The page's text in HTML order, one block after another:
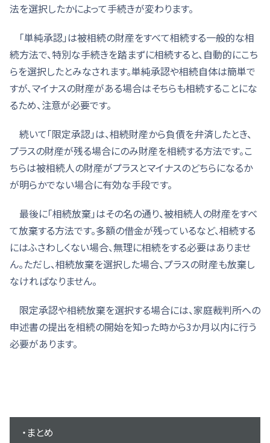
法を選択したかによって手続きが変わります。
「単純承認」は被相続の財産をすべて相続する一般的な相
続方法で、特別な手続きを踏まずに相続すると、自動的にこち
らを選択したとみなされます。単純承認や相続自体は簡単で
すが、マイナスの財産がある場合はそちらも相続することにな
るため、注意が必要です。
続いて「限定承認」は、相続財産から負債を弁済したとき、
プラスの財産が残る場合にのみ財産を相続する方法です。こ
ちらは被相続人の財産がプラスとマイナスのどちらになるか
が明らかでない場合に有効な手段です。
最後に「相続放棄」はその名の通り、被相続人の財産をすべ
て放棄する方法です。多額の借金が残っているなど、相続する
にはふさわしくない場合、無理に相続をする必要はありませ
ん。ただし、相続放棄を選択した場合、プラスの財産も放棄し
なければなりません。
限定承認や相続放棄を選択する場合には、家庭裁判所への
申述書の提出を相続の開始を知った時から3か月以内に行う
必要があります。
・まとめ